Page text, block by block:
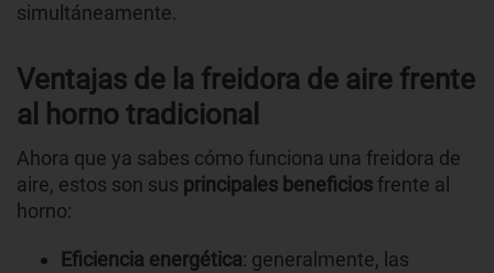
simultáneamente.
Ventajas de la freidora de aire frente
al horno tradicional
Ahora que ya sabes cómo funciona una freidora de
aire, estos son sus principales beneficios frente al
horno:
Eficiencia energética: generalmente, las